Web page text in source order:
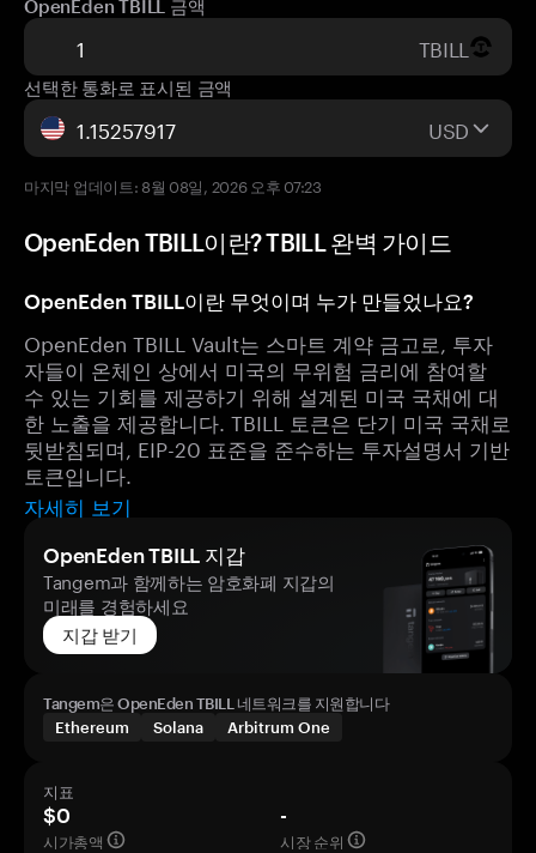
OpenEden TBILL 금액
TBILL
선택한 통화로 표시된 금액
USD
마지막 업데이트: 8월 08일, 2026 오후 07:23
OpenEden TBILL이란? TBILL 완벽 가이드
OpenEden TBILL이란 무엇이며 누가 만들었나요?
OpenEden TBILL Vault는 스마트 계약 금고로, 투자
자들이 온체인 상에서 미국의 무위험 금리에 참여할
수 있는 기회를 제공하기 위해 설계된 미국 국채에 대
한 노출을 제공합니다. TBILL 토큰은 단기 미국 국채로
뒷받침되며, EIP-20 표준을 준수하는 투자설명서 기반
토큰입니다.
자세히 보기
OpenEden TBILL 지갑
Tangem과 함께하는 암호화폐 지갑의
미래를 경험하세요
지갑 받기
Tangem은 OpenEden TBILL 네트워크를 지원합니다
Ethereum
Solana Arbitrum One
지표
$0
시가총액
-
시장 순위